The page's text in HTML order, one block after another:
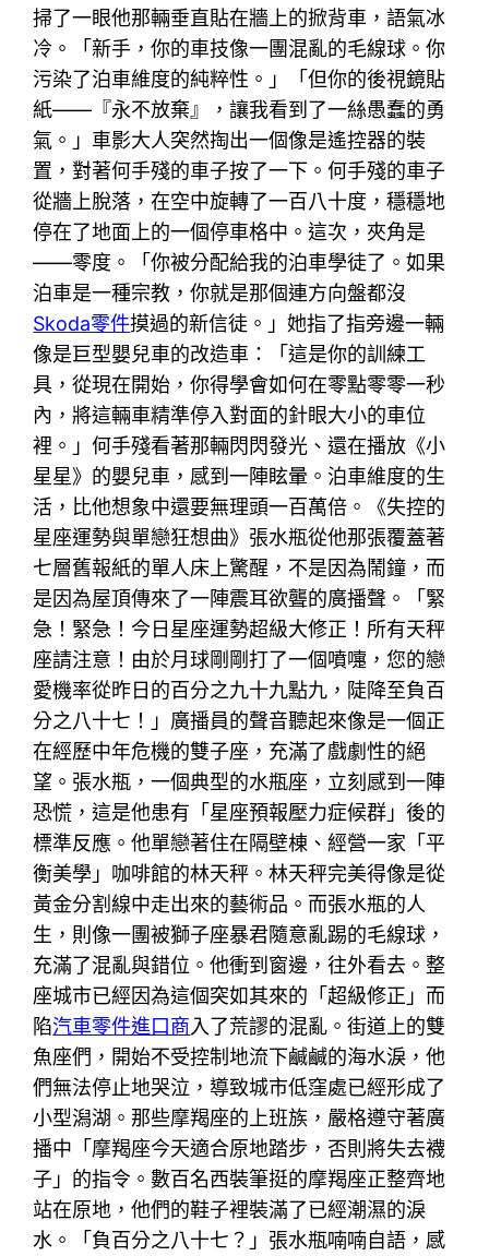
掃了一眼他那輛垂直貼在牆上的掀背車，語氣冰
冷。「新手，你的車技像一團混亂的毛線球。你
污染了泊車維度的純粹性。」「但你的後視鏡貼
紙——『永不放棄』，讓我看到了一絲愚蠢的勇
氣。」車影大人突然掏出一個像是遙控器的裝
置，對著何手殘的車子按了一下。何手殘的車子
從牆上脫落，在空中旋轉了一百八十度，穩穩地
停在了地面上的一個停車格中。這次，夾角是
——零度。「你被分配給我的泊車學徒了。如果
泊車是一種宗教，你就是那個連方向盤都沒
Skoda零件摸過的新信徒。」她指了指旁邊一輛
像是巨型嬰兒車的改造車：「這是你的訓練工
具，從現在開始，你得學會如何在零點零零一秒
內，將這輛車精準停入對面的針眼大小的車位
裡。」何手殘看著那輛閃閃發光、還在播放《小
星星》的嬰兒車，感到一陣眩暈。泊車維度的生
活，比他想象中還要無理頭一百萬倍。《失控的
星座運勢與單戀狂想曲》張水瓶從他那張覆蓋著
七層舊報紙的單人床上驚醒，不是因為鬧鐘，而
是因為屋頂傳來了一陣震耳欲聾的廣播聲。「緊
急！緊急！今日星座運勢超級大修正！所有天秤
座請注意！由於月球剛剛打了一個噴嚏，您的戀
愛機率從昨日的百分之九十九點九，陡降至負百
分之八十七！」廣播員的聲音聽起來像是一個正
在經歷中年危機的雙子座，充滿了戲劇性的絕
望。張水瓶，一個典型的水瓶座，立刻感到一陣
恐慌，這是他患有「星座預報壓力症候群」後的
標準反應。他單戀著住在隔壁棟、經營一家「平
衡美學」咖啡館的林天秤。林天秤完美得像是從
黃金分割線中走出來的藝術品。而張水瓶的人
生，則像一團被獅子座暴君隨意亂踢的毛線球，
充滿了混亂與錯位。他衝到窗邊，往外看去。整
座城市已經因為這個突如其來的「超級修正」而
陷汽車零件進口商入了荒謬的混亂。街道上的雙
魚座們，開始不受控制地流下鹹鹹的海水淚，他
們無法停止地哭泣，導致城市低窪處已經形成了
小型潟湖。那些摩羯座的上班族，嚴格遵守著廣
播中「摩羯座今天適合原地踏步，否則將失去襪
子」的指令。數百名西裝筆挺的摩羯座正整齊地
站在原地，他們的鞋子裡裝滿了已經潮濕的淚
水。「負百分之八十七？」張水瓶喃喃自語，感